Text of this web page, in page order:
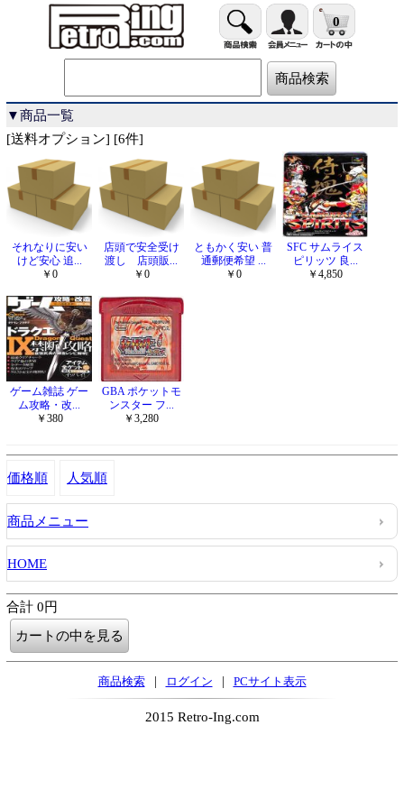
0
▼商品一覧
[送料オプション] [6件]
それなりに安い
けど安心 追...
￥0
店頭で安全受け
渡し 店頭販...
￥0
ともかく安い 普
通郵便希望 ...
￥0
SFC サムライス
ピリッツ 良...
￥4,850
ゲーム雑誌 ゲー
ム攻略・改...
￥380
GBA ポケットモ
ンスター フ...
￥3,280
価格順 人気順
商品メニュー
HOME
合計 0円
商品検索 | ログイン | PCサイト表示
2015 Retro-Ing.com